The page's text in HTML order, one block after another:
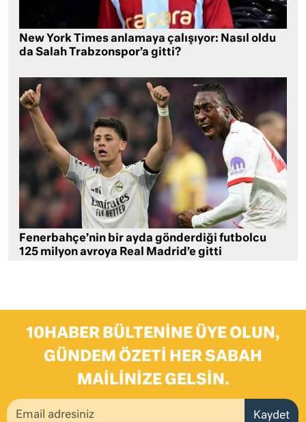
New York Times anlamaya çalışıyor: Nasıl oldu
da Salah Trabzonspor’a gitti?
Fenerbahçe’nin bir ayda gönderdiği futbolcu
125 milyon avroya Real Madrid’e gitti
10HABER BÜLTENINE ÜYE OLUN,
GÜNDEM ÖZETI HER SABAH
MAILINIZE GELSIN.
Kaydet